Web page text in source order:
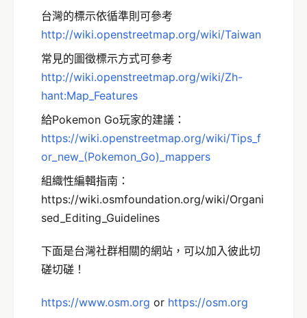
台灣的標示依循準則可參考
http://wiki.openstreetmap.org/wiki/Taiwan
常見的圖徵標示方式可參考
http://wiki.openstreetmap.org/wiki/Zh-
hant:Map_Features
給Pokemon Go玩家的建議：
https://wiki.openstreetmap.org/wiki/Tips_f
or_new_(Pokemon_Go)_mappers
組織性編輯指南：
https://wiki.osmfoundation.org/wiki/Organi
sed_Editing_Guidelines
下面是台灣社群相關的網站，可以加入彼此切
磋切磋！
https://www.osm.org or https://osm.org